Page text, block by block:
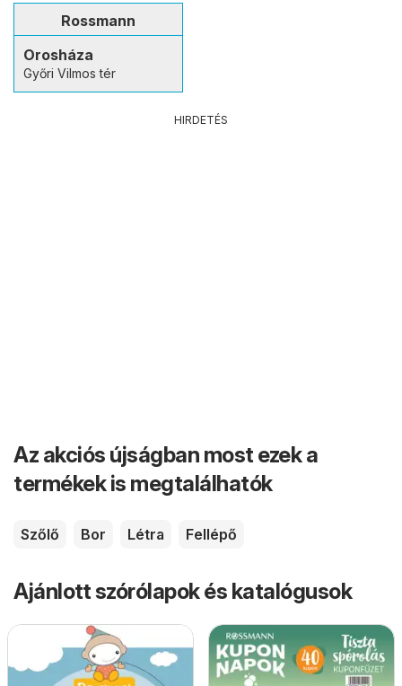
Rossmann
Orosháza
Győri Vilmos tér
HIRDETÉS
Az akciós újságban most ezek a
termékek is megtalálhatók
Szőlő Bor Létra Fellépő
Ajánlott szórólapok és katalógusok